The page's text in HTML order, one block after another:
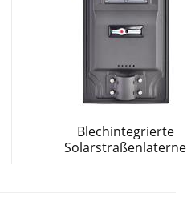
Blechintegrierte
Solarstraßenlaterne